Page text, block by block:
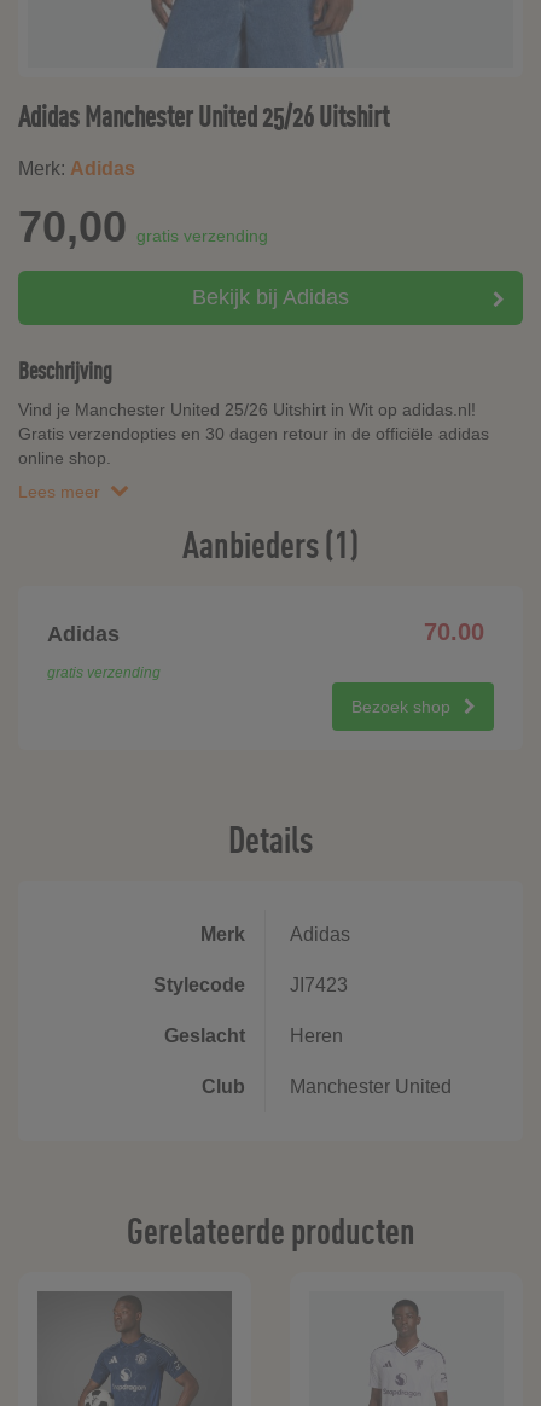
Adidas Manchester United 25/26 Uitshirt
Merk: Adidas
70,00 gratis verzending
Bekijk bij Adidas
Beschrijving
Vind je Manchester United 25/26 Uitshirt in Wit op adidas.nl!
Gratis verzendopties en 30 dagen retour in de officiële adidas
online shop.
Lees meer
Aanbieders (1)
Adidas 70.00
gratis verzending
Bezoek shop
Details
Merk Adidas
Stylecode JI7423
Geslacht Heren
Club Manchester United
Gerelateerde producten